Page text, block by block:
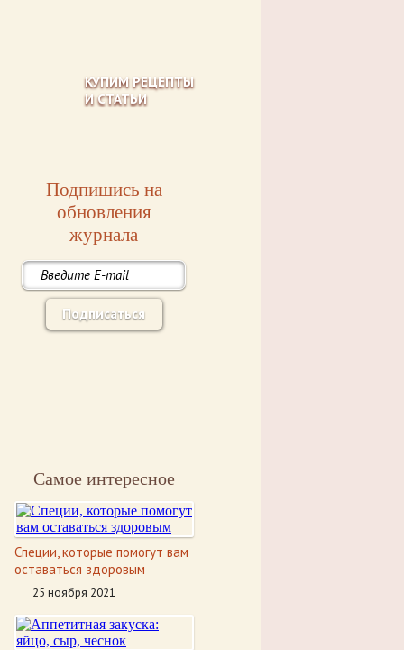
КУПИМ РЕЦЕПТЫ
И СТАТЬИ
Подпишись на
обновления
журнала
Подписаться
Самое интересное
Специи, которые помогут вам
оставаться здоровым
25 ноября 2021